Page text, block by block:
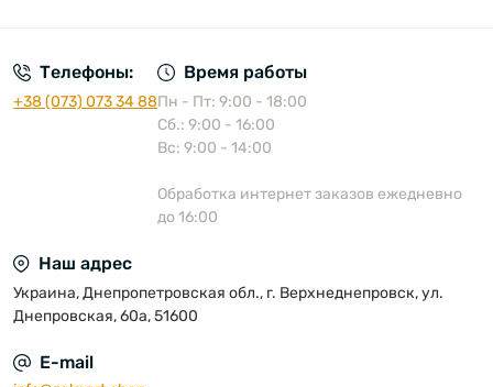
Телефоны:
+38 (073) 073 34 88
Время работы
Пн - Пт: 9:00 - 18:00
Сб.: 9:00 - 16:00
Вс: 9:00 - 14:00
Обработка интернет заказов ежедневно
до 16:00
Наш адрес
Украина, Днепропетровская обл., г. Верхнеднепровск, ул.
Днепровская, 60а, 51600
E-mail